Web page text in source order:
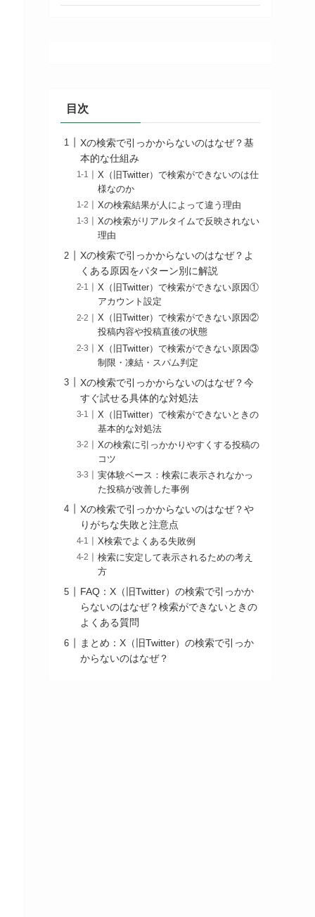
目次
Xの検索で引っかからないのはなぜ？基
本的な仕組み
X（旧Twitter）で検索ができないのは仕
様なのか
Xの検索結果が人によって違う理由
Xの検索がリアルタイムで反映されない
理由
Xの検索で引っかからないのはなぜ？よ
くある原因をパターン別に解説
X（旧Twitter）で検索ができない原因①
アカウント設定
X（旧Twitter）で検索ができない原因②
投稿内容や投稿直後の状態
X（旧Twitter）で検索ができない原因③
制限・凍結・スパム判定
Xの検索で引っかからないのはなぜ？今
すぐ試せる具体的な対処法
X（旧Twitter）で検索ができないときの
基本的な対処法
Xの検索に引っかかりやすくする投稿の
コツ
実体験ベース：検索に表示されなかっ
た投稿が改善した事例
Xの検索で引っかからないのはなぜ？や
りがちな失敗と注意点
X検索でよくある失敗例
検索に安定して表示されるための考え
方
FAQ：X（旧Twitter）の検索で引っかか
らないのはなぜ？検索ができないときの
よくある質問
まとめ：X（旧Twitter）の検索で引っか
からないのはなぜ？